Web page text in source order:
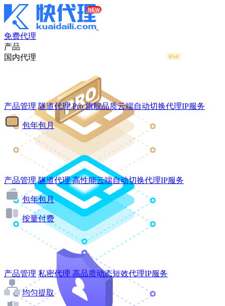
免费代理
产品
国内代理
产品管理 隧道代理Pro 旗舰品质云端自动切换代理IP服务
包年包月
产品管理 隧道代理 高性能云端自动切换代理IP服务
包年包月
按量付费
产品管理 私密代理 高品质动态短效代理IP服务
均匀提取